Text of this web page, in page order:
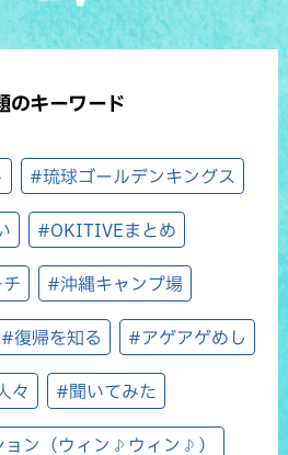
のキーワード
#琉球ゴールデンキングス
#OKITIVEまとめ
#沖縄キャンプ場
#復帰を知る #アゲアゲめし
々 #聞いてみた
ョン（ウィン♪ウィン♪）